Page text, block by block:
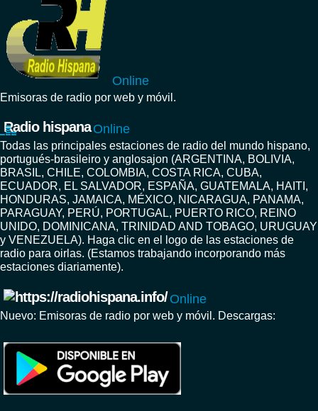
Online
Emisoras de radio por web y móvil.
Radio hispana Online
Todas las principales estaciones de radio del mundo hispano,
portugués-brasileiro y anglosajon (ARGENTINA, BOLIVIA,
BRASIL, CHILE, COLOMBIA, COSTA RICA, CUBA,
ECUADOR, EL SALVADOR, ESPAÑA, GUATEMALA, HAITI,
HONDURAS, JAMAICA, MÉXICO, NICARAGUA, PANAMA,
PARAGUAY, PERÚ, PORTUGAL, PUERTO RICO, REINO
UNIDO, DOMINICANA, TRINIDAD AND TOBAGO, URUGUAY
y VENEZUELA). Haga clic en el logo de las estaciones de
radio para oirlas. (Estamos trabajando incorporando más
estaciones diariamente).
Online
Nuevo: Emisoras de radio por web y móvil. Descargas: